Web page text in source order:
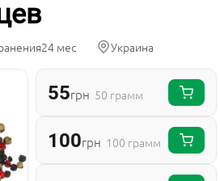
24 мес Украина
55грн 50 грамм
100грн 100 грамм